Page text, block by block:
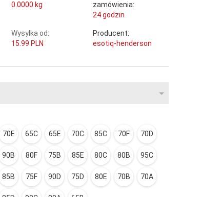
0.0000 kg
zamówienia:
24 godzin
Wysyłka od:
15.99 PLN
Producent:
esotiq-henderson
70E 65C 65E 70C 85C 70F 70D
90B 80F 75B 85E 80C 80B 95C
85B 75F 90D 75D 80E 70B 70A